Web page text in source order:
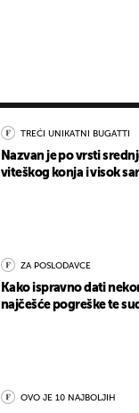
TREĆI UNIKATNI BUGATTI
Nazvan je po vrsti
viteškog konja i visok
ZA POSLODAVCE
Kako ispravno dati
najčešće pogreške te
OVO JE 10 NAJBOLJIH